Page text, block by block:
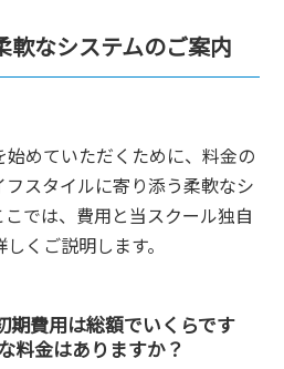
軟なシステムのご案内
めていただくために、料金の
スタイルに寄り添う柔軟なシ
では、費用と当スクール独自
くご説明します。
期費用は総額でいくらです
料金はありますか？